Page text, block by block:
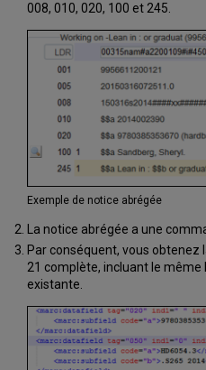
008, 010, 020, 100 et 245.
Exemple de notice abrégée
La notice abrégée a une
Par conséquent, vous obtenez
21 complète, incluant le même
existante.